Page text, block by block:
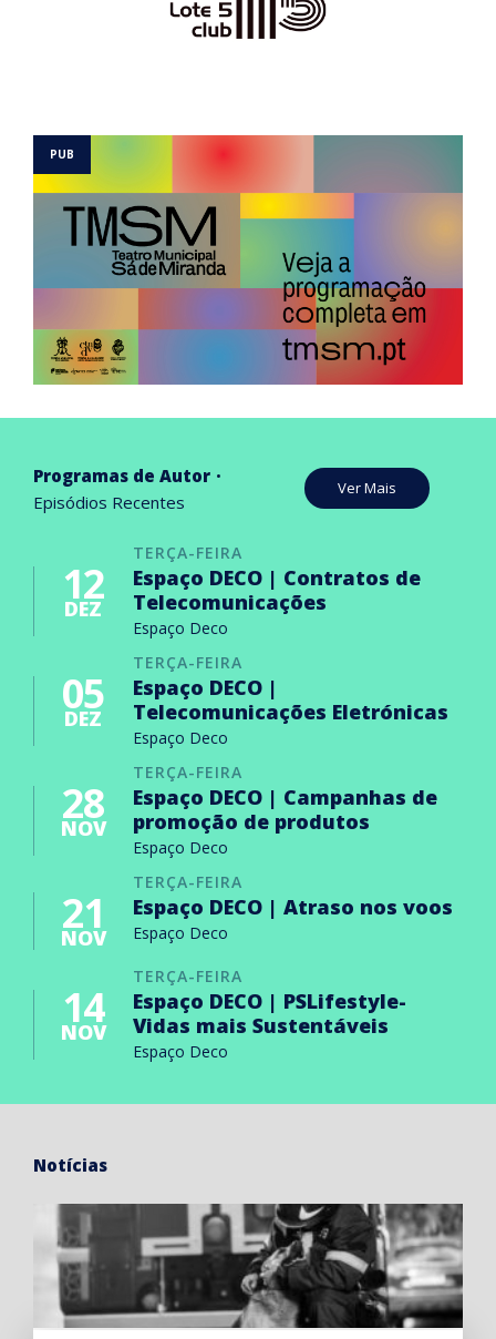
Programas de Autor
Episódios Recentes
Ver Mais
TERÇA-FEIRA
12
DEZ
Espaço DECO | Contratos de
Telecomunicações
Espaço Deco
TERÇA-FEIRA
05
DEZ
Espaço DECO |
Telecomunicações Eletrónicas
Espaço Deco
TERÇA-FEIRA
28
NOV
Espaço DECO | Campanhas de
promoção de produtos
Espaço Deco
TERÇA-FEIRA
21
NOV
Espaço DECO | Atraso nos voos
Espaço Deco
TERÇA-FEIRA
14
NOV
Espaço DECO | PSLifestyle-
Vidas mais Sustentáveis
Espaço Deco
Notícias